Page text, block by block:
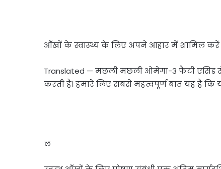
आँखों के स्वास्थ्य के लिए अपने आहार में शामिल करें ये
Translated — मछली मछली ओमेगा-3 फैटी एसिड
करती है। हमारे लिए सबसे महत्वपूर्ण बात यह है
ल